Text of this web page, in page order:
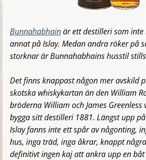
Bunnahabhainär ett destilleri som
annat på Islay. Medan andra röker på
storknar är Bunnahabhains husstil
Det finns knappast någon mer avskild
skotska whiskykartan än den William
bröderna William och James Greenless
bygga sitt destilleri 1881. Längst upp
Islay fanns inte ett spår av någonting,
hus, inga träd, inga åkrar, knappt
definitivt ingen kaj att ankra upp en